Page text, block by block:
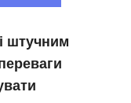
штучним